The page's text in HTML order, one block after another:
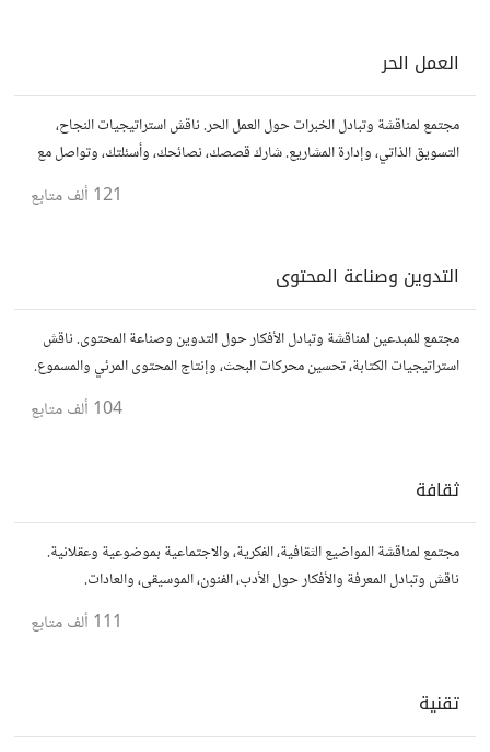
العمل الحر
مجتمع لمناقشة وتبادل الخبرات حول العمل الحر. ناقش استراتيجيات النجاح،
التسويق الذاتي، وإدارة المشاريع. شارك قصصك، نصائحك، وأسئلتك، وتواصل مع
121 ألف متابع
التدوين وصناعة المحتوى
مجتمع للمبدعين لمناقشة وتبادل الأفكار حول التدوين وصناعة المحتوى. ناقش
استراتيجيات الكتابة، تحسين محركات البحث، وإنتاج المحتوى المرئي والمسموع.
104 ألف متابع
ثقافة
مجتمع لمناقشة المواضيع الثقافية، الفكرية، والاجتماعية بموضوعية وعقلانية.
ناقش وتبادل المعرفة والأفكار حول الأدب، الفنون، الموسيقى، والعادات.
111 ألف متابع
تقنية